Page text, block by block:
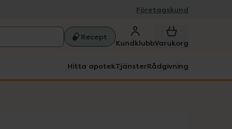
Företagskund
Recept
KundklubbVarukorg
Hitta apotekTjänsterRådgivning